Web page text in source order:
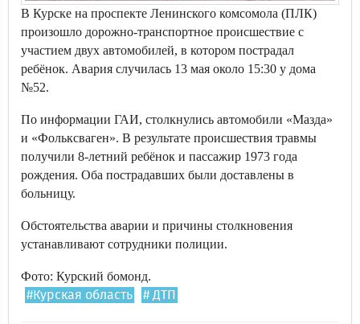
В Курске на проспекте Ленинского комсомола (ПЛК)
произошло дорожно-транспортное происшествие с
участием двух автомобилей, в котором пострадал
ребёнок. Авария случилась 13 мая около 15:30 у дома
№52.
По информации ГАИ, столкнулись автомобили «Мазда»
и «Фольксваген». В результате происшествия травмы
получили 8-летний ребёнок и пассажир 1973 года
рождения. Оба пострадавших были доставлены в
больницу.
Обстоятельства аварии и причины столкновения
устанавливают сотрудники полиции.
Фото: Курский бомонд.
#Курская область # ДТП